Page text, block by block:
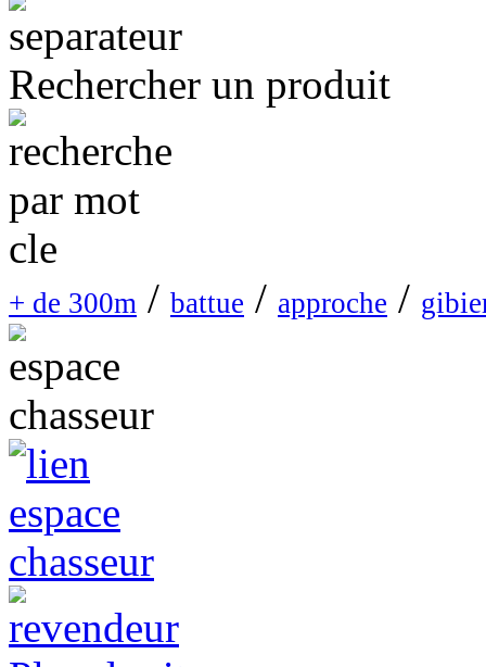
Rechercher un produit
+ de 300m / battue / approche /